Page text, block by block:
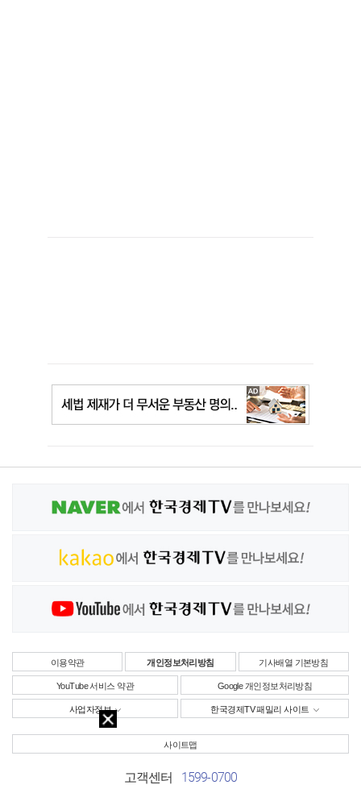
이용약관 개인정보처리방침 기사배열 기본방침
YouTube 서비스 약관 Google 개인정보처리방침
사업자정보 한국경제TV 패밀리 사이트
사이트맵
고객센터 1599-0700